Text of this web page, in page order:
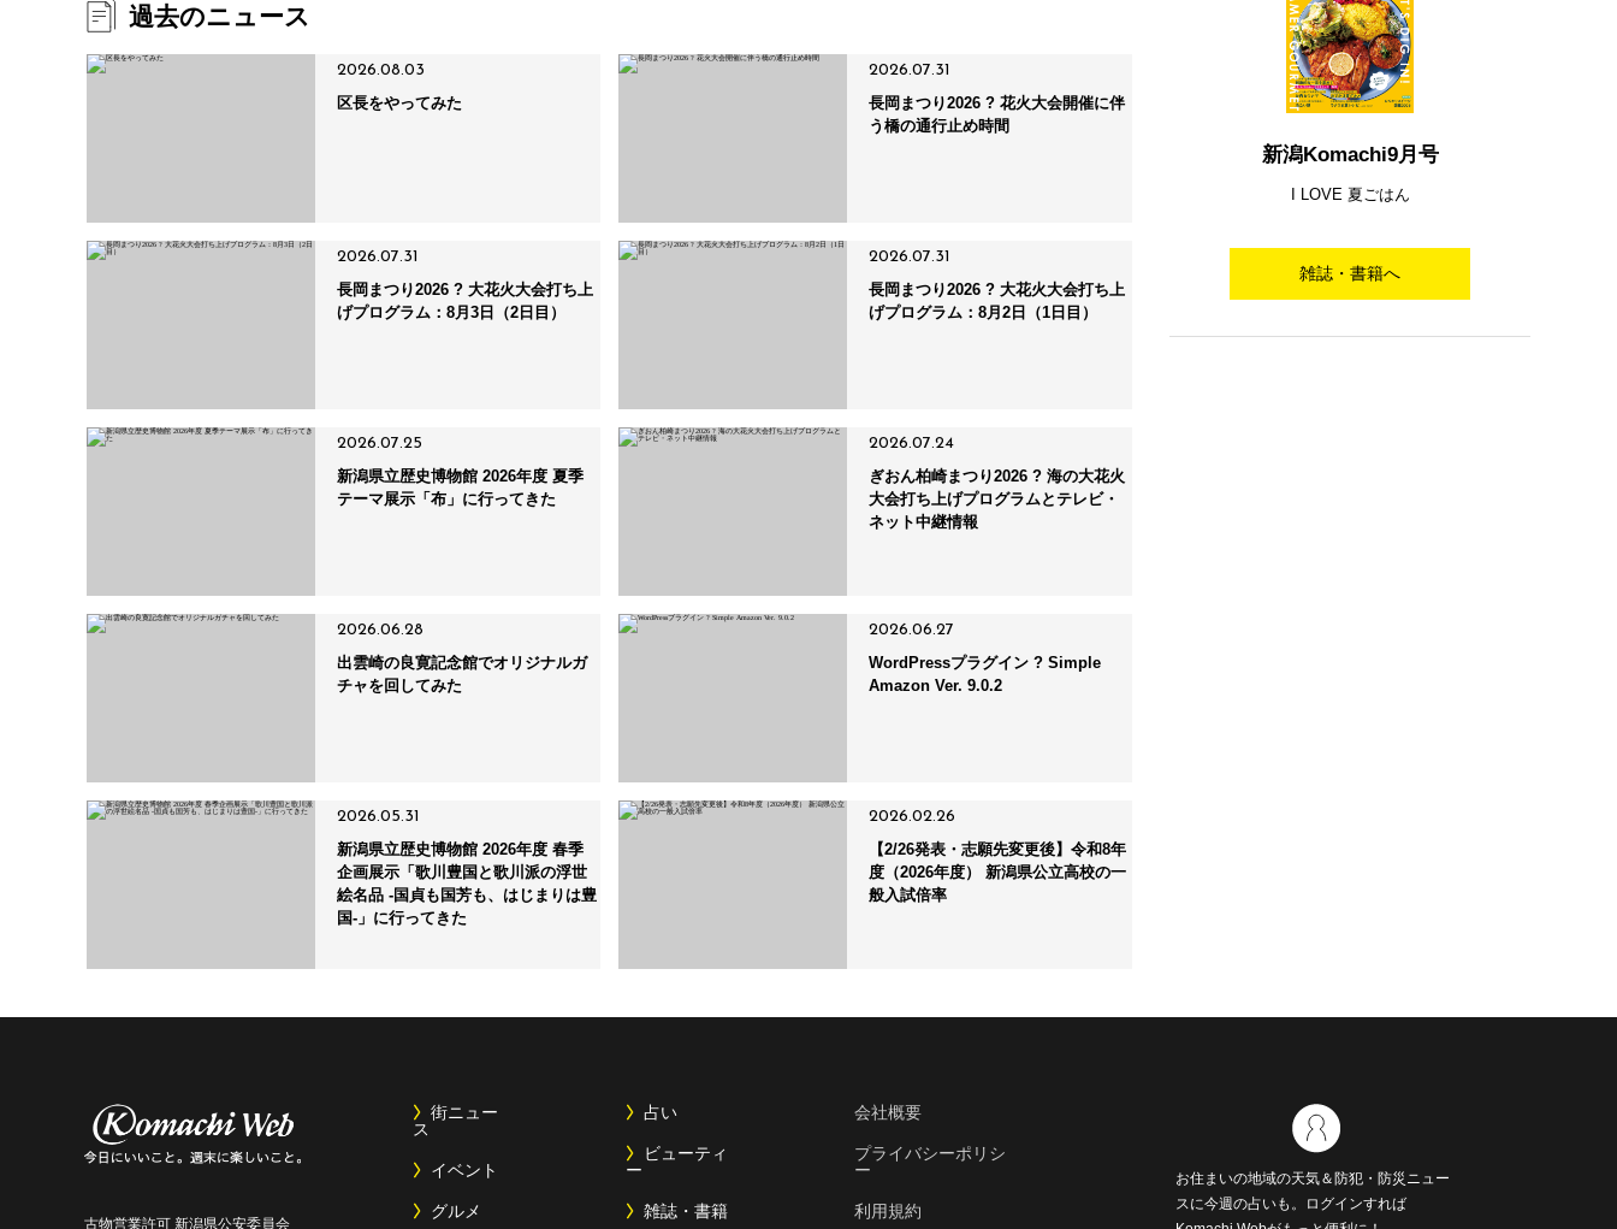
過去のニュース
2026.08.03
区長をやってみた
2026.07.31
長岡まつり2026 ? 花火大会開催に伴
う橋の通行止め時間
2026.07.31
長岡まつり2026 ? 大花火大会打ち上
げプログラム：8月3日（2日目）
2026.07.31
長岡まつり2026 ? 大花火大会打ち上
げプログラム：8月2日（1日目）
2026.07.25
新潟県立歴史博物館 2026年度 夏季
テーマ展示「布」に行ってきた
2026.07.24
ぎおん柏崎まつり2026 ? 海の大花火
大会打ち上げプログラムとテレビ・
ネット中継情報
2026.06.28
出雲崎の良寛記念館でオリジナルガ
チャを回してみた
2026.06.27
WordPressプラグイン ? Simple
Amazon Ver. 9.0.2
2026.05.31
新潟県立歴史博物館 2026年度 春季
企画展示「歌川豊国と歌川派の浮世
絵名品 -国貞も国芳も、はじまりは豊
国-」に行ってきた
2026.02.26
【2/26発表・志願先変更後】令和8年
度（2026年度） 新潟県公立高校の一
般入試倍率
新潟Komachi9月号
I LOVE 夏ごはん
雑誌・書籍へ
古物営業許可 新潟県公安委員会
街ニュー
ス
イベント
グルメ
占い
ビューティ
ー
雑誌・書籍
会社概要
プライバシーポリシ
ー
利用規約
お住まいの地域の天気＆防犯・防災ニュー
スに今週の占いも。ログインすれば